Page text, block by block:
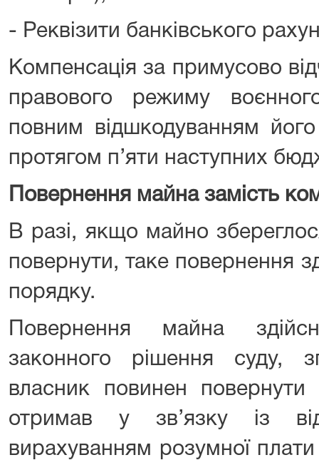
- Реквізити банківського
Компенсація за примусово
правового режиму
повним відшкодуванням його
протягом п’яти наступних
Повернення майна замість
В разі, якщо майно
повернути, таке повернення
порядку.
Повернення майна
законного рішення суду,
власник повинен
отримав у зв’язку із
вирахуванням розумної